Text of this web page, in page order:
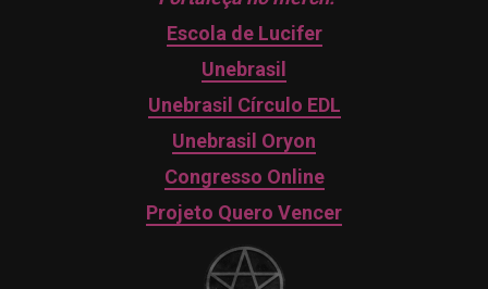
Escola de Lucifer
Unebrasil
Unebrasil Círculo EDL
Unebrasil Oryon
Congresso Online
Projeto Quero Vencer